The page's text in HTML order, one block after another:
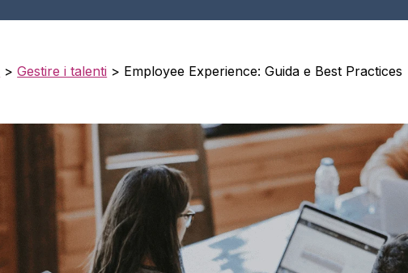
>Gestire i talenti > Employee Experience: Guida e Best Practices